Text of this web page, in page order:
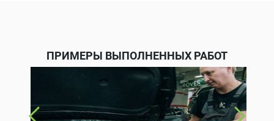
ПРИМЕРЫ ВЫПОЛНЕННЫХ РАБОТ